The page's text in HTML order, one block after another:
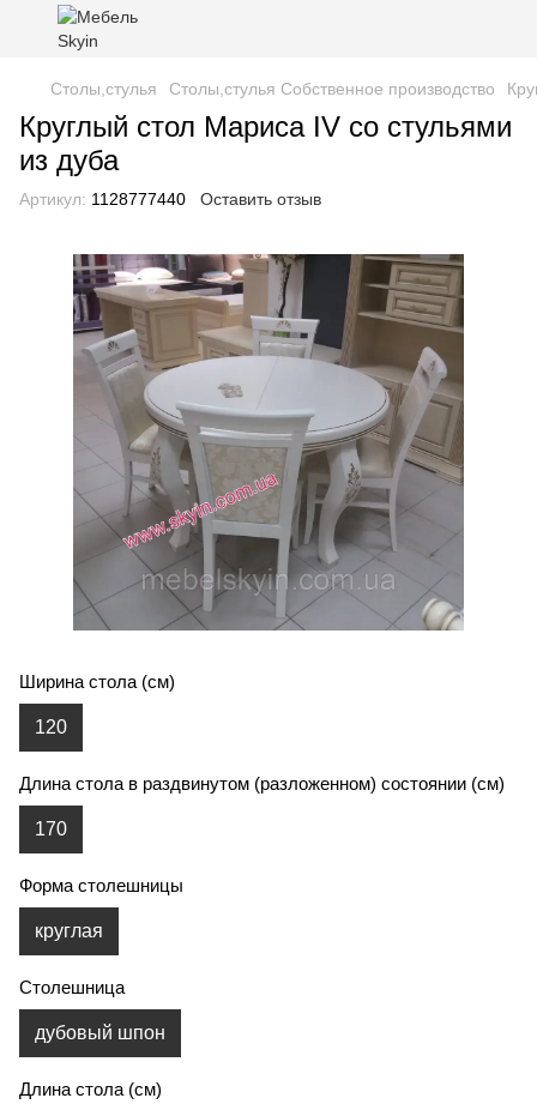
Столы,стулья Столы,стулья Собственное производство
Круглый стол Мариса IV со стульями
из дуба
Артикул: 1128777440 Оставить отзыв
Ширина стола (см)
120
Длина стола в раздвинутом (разложенном) состоянии (см)
170
Форма столешницы
круглая
Столешница
дубовый шпон
Длина стола (см)